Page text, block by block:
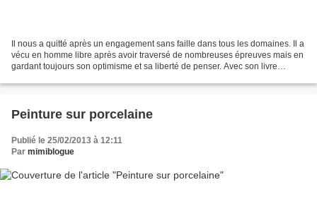
Il nous a quitté après un engagement sans faille dans tous les domaines. Il a
vécu en homme libre après avoir traversé de nombreuses épreuves mais en
gardant toujours son optimisme et sa liberté de penser. Avec son livre
Peinture sur porcelaine
Publié le 25/02/2013 à 12:11
Par mimiblogue